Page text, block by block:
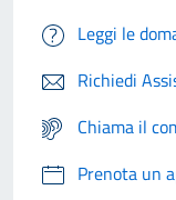
Leggi le
Richiedi
Chiama il
Prenota un